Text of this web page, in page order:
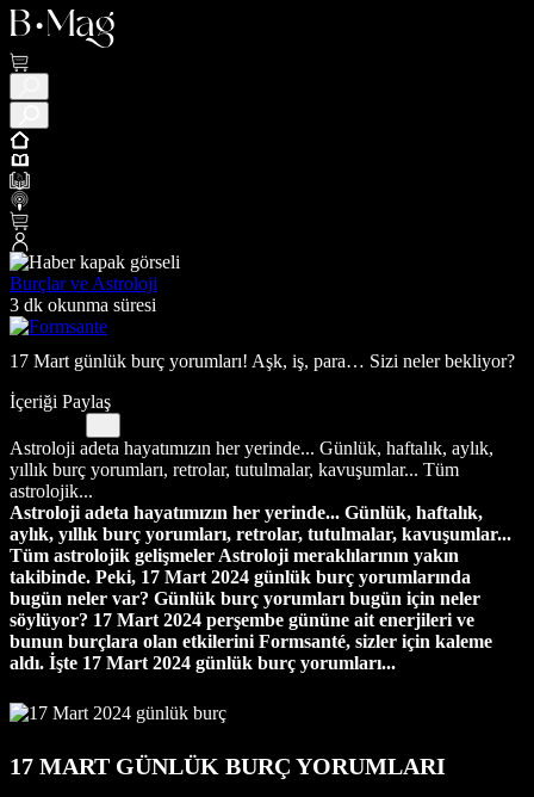
Burçlar ve Astroloji
3 dk okunma süresi
17 Mart günlük burç yorumları! Aşk, iş, para… Sizi neler bekliyor?
İçeriği Paylaş
Astroloji adeta hayatımızın her yerinde... Günlük, haftalık, aylık,
yıllık burç yorumları, retrolar, tutulmalar, kavuşumlar... Tüm
astrolojik...
Astroloji adeta hayatımızın her yerinde... Günlük, haftalık,
aylık, yıllık burç yorumları, retrolar, tutulmalar, kavuşumlar...
Tüm astrolojik gelişmeler Astroloji meraklılarının yakın
takibinde. Peki, 17 Mart 2024 günlük burç yorumlarında
bugün neler var? Günlük burç yorumları bugün için neler
söylüyor? 17 Mart 2024 perşembe gününe ait enerjileri ve
bunun burçlara olan etkilerini Formsanté, sizler için kaleme
aldı. İşte 17 Mart 2024 günlük burç yorumları...
17 MART GÜNLÜK BURÇ YORUMLARI